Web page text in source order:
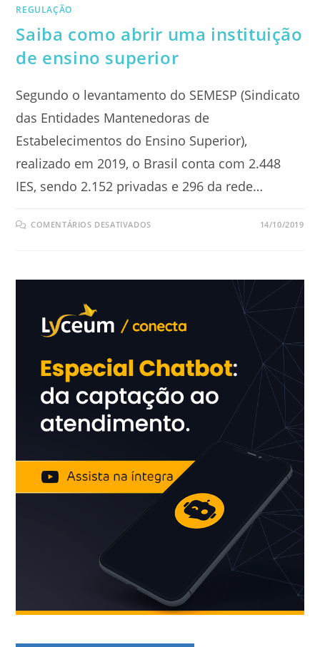
REGULAÇÃO
Saiba como abrir uma instituição
de ensino superior
Segundo o levantamento do SEMESP (Sindicato
das Entidades Mantenedoras de
Estabelecimentos do Ensino Superior),
realizado em 2019, o Brasil conta com 2.448
IES, sendo 2.152 privadas e 296 da rede…
COMENTÁRIOS DESATIVADOSEM
DE
14/10/2019